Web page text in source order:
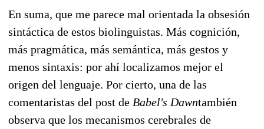
En suma, que me parece mal orientada la obsesión
sintáctica de estos biolinguistas. Más cognición,
más pragmática, más semántica, más gestos y
menos sintaxis: por ahí localizamos mejor el
origen del lenguaje. Por cierto, una de las
comentaristas del post de Babel's Dawntambién
observa que los mecanismos cerebrales de